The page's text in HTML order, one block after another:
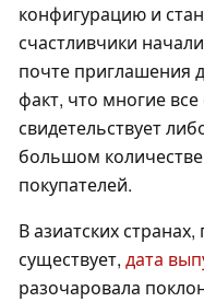
конфигурацию и
счастливчики
почте приглашения
факт, что многие
свидетельствует
большом
покупателей.
В азиатских
существует, дата
разочаровала